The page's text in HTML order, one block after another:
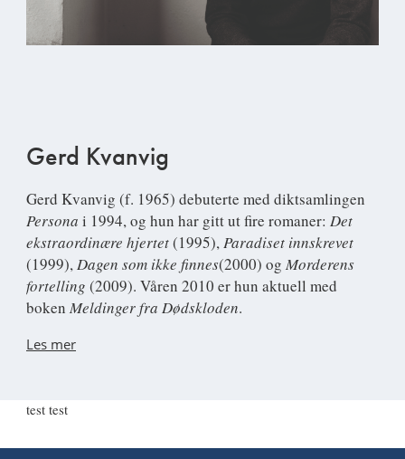
Gerd Kvanvig
Gerd Kvanvig (f. 1965) debuterte med diktsamlingen
Persona i 1994, og hun har gitt ut fire romaner: Det
ekstraordinære hjertet(1995), Paradiset innskrevet
(1999), Dagen som ikke finnes(2000) og Morderens
fortelling (2009). Våren 2010 er hun aktuell med
boken Meldinger fra Dødskloden.
Les mer
test test